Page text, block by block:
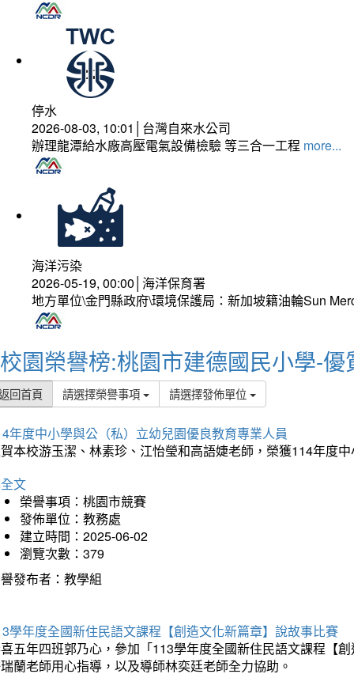
停水
2026-08-03, 10:01│台灣自來水公司
辦理龍潭給水廠高壓電氣設備檢驗 等三合一工程 more...
海洋污染
2026-05-19, 00:00│海洋保育署
地方單位\金門縣政府\環境保護局：新加坡籍油輪Sun
校園榮譽榜:桃園市建德國民小學-優
回首頁 請選擇榮譽事項 請選擇發佈單位
年度中小學與公（私）立幼兒園優良教育專業人員
本校游玉潔、林素珍、江怡瑩和高語婕老師，榮獲114年度
文
榮譽事項：桃園市競賽
發佈單位：教務處
建立時間：2025-06-02
瀏覽次數：379
發布者：教學組
學年度全國新住民語文課程【創造文化新篇章】說故事比賽
五年四班郭乃心，參加「113學年度全國新住民語文課程【
蘭老師用心指導，以及導師林奕廷老師全力協助。